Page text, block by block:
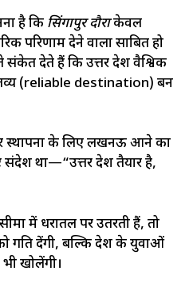
है कि सिंगापुर दौराकेवल
परिणाम देने वाला साबित हो
देते हैं कि उत्तर प्रदेश वैश्विक
(reliable destination) बन
स्थापना के लिए लखनऊ आने का
था—“उत्तर प्रदेश तैयार है,
में धरातल पर उतरती हैं, तो
देंगी, बल्कि प्रदेश के युवाओं
खोलेंगी।